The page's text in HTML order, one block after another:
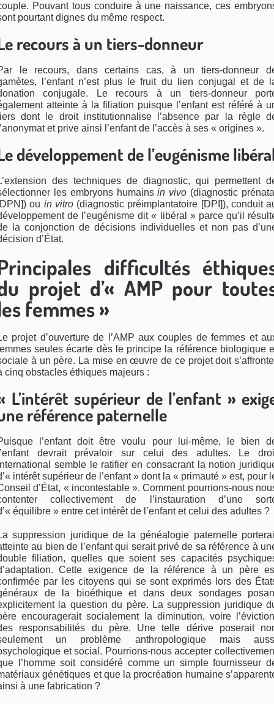
Pouvant tous conduire à une naissance, ces
pourtant dignes du même respect.
recours à un tiers-donneur
le recours, dans certains cas, à un tiers-donneur
l’enfant n’est plus le fruit du lien conjugal et de
conjugale. Le recours à un tiers-donneur
atteinte à la filiation puisque l’enfant est référé à
dont le droit institutionnalise l’absence par la règle
et prive ainsi l’enfant de l’accès à ses « origines ».
développement de l’eugénisme
des techniques de diagnostic, qui permettent
les embryons humainsin vivo (diagnostic
ou in vitro(diagnostic préimplantatoire [DPI]), conduit
de l’eugénisme dit « libéral » parce qu’il
la conjonction de décisions individuelles et non pas
d’État.
difficultés
projet d’« AMP pour
femmes »
projet d’ouverture de l’AMP aux couples de femmes et
seules écarte dès le principe la référence biologique
à un père. La mise en œuvre de ce projet doit
cinq obstacles éthiques majeurs :
L’intérêt supérieur de l’enfant »
référence paternelle
l’enfant doit être voulu pour lui-même, le bien
devrait prévaloir sur celui des adultes. Le
semble le ratifier en consacrant la notion
intérêt supérieur de l’enfant » dont la « primauté » est, pour
d’État, « incontestable ». Comment pourrions-nous
collectivement de l’instauration d’une
équilibre » entre cet intérêt de l’enfant et celui des adultes ?
suppression juridique de la généalogie paternelle
au bien de l’enfant qui serait privé de sa référence à
filiation, quelles que soient ses capacités
Cette exigence de la référence à un père
par les citoyens qui se sont exprimés lors des
de la bioéthique et dans deux sondages
la question du père. La suppression juridique
encouragerait socialement la diminution, voire
responsabilités du père. Une telle dérive poserait
un problème anthropologique mais
et social. Pourrions-nous accepter
l’homme soit considéré comme un simple fournisseur
génétiques et que la procréation humaine
à une fabrication ?